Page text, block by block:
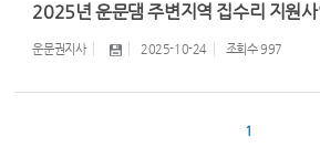
2025년 운문댐 주변지역 집수리 지원
운문권지사 2025-10-24 조회수997
1